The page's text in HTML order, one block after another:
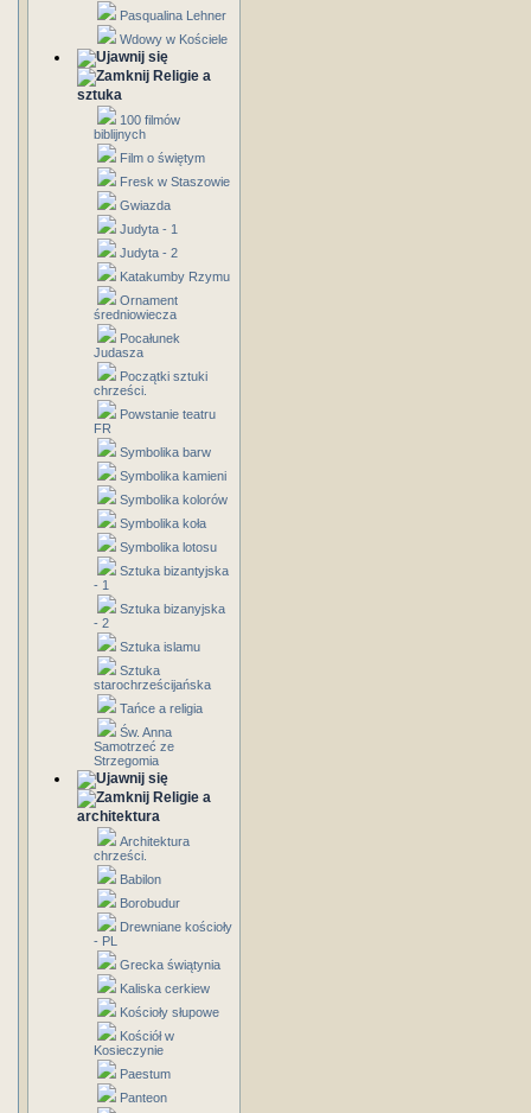
Pasqualina Lehner
Wdowy w Kościele
Religie a
sztuka
100 filmów
biblijnych
Film o świętym
Fresk w Staszowie
Gwiazda
Judyta - 1
Judyta - 2
Katakumby Rzymu
Ornament
średniowiecza
Pocałunek
Judasza
Początki sztuki
chrześci.
Powstanie teatru
FR
Symbolika barw
Symbolika kamieni
Symbolika kolorów
Symbolika koła
Symbolika lotosu
Sztuka bizantyjska
- 1
Sztuka bizanyjska
- 2
Sztuka islamu
Sztuka
starochrześcijańska
Tańce a religia
Św. Anna
Samotrzeć ze
Strzegomia
Religie a
architektura
Architektura
chrześci.
Babilon
Borobudur
Drewniane kościoły
- PL
Grecka świątynia
Kaliska cerkiew
Kościoły słupowe
Kościół w
Kosieczynie
Paestum
Panteon